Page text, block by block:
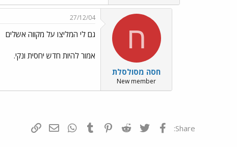
ח
חסה מסולסלת
New member
27/12/04
גם לי המליצו על מקווה אשלים
אמור להיות חדש יחסית ונקי.
Share: פייסבוק Twitter
Reddit
Pinterest
Tumblr
WhatsAppדואר אלקטרוני